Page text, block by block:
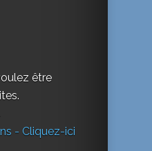
être
- Cliquez-ici